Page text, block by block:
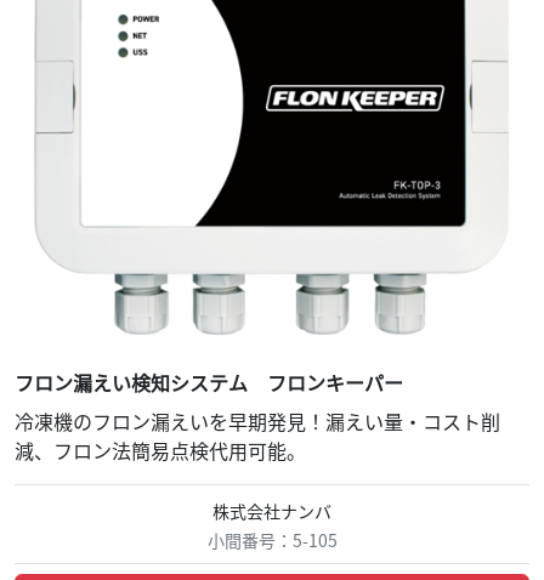
フロン漏えい検知システム フロンキーパー
冷凍機のフロン漏えいを早期発見！漏えい量・コスト削
減、フロン法簡易点検代用可能。
株式会社ナンバ
小間番号：5-105